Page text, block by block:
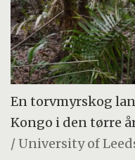
En torvmyrskog
Kongo i den tørre
/ University of